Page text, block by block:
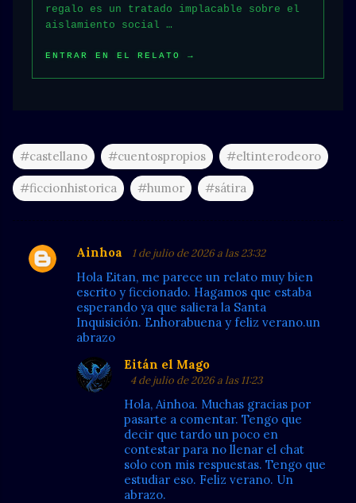
regalo es un tratado implacable sobre el
aislamiento social …
ENTRAR EN EL RELATO →
#castellano #cuentospropios #eltinterodeoro
#ficcionhistorica #humor #sátira
C
Ainhoa 1 de julio de 2026 a las 23:32
Hola Eitan, me parece un relato muy bien
escrito y ficcionado. Hagamos que estaba
esperando ya que saliera la Santa
Inquisición. Enhorabuena y feliz verano.un
abrazo
Eitán el Mago
4 de julio de 2026 a las 11:23
Hola, Ainhoa. Muchas gracias por
pasarte a comentar. Tengo que
decir que tardo un poco en
contestar para no llenar el chat
solo con mis respuestas. Tengo que
estudiar eso. Feliz verano. Un
abrazo.